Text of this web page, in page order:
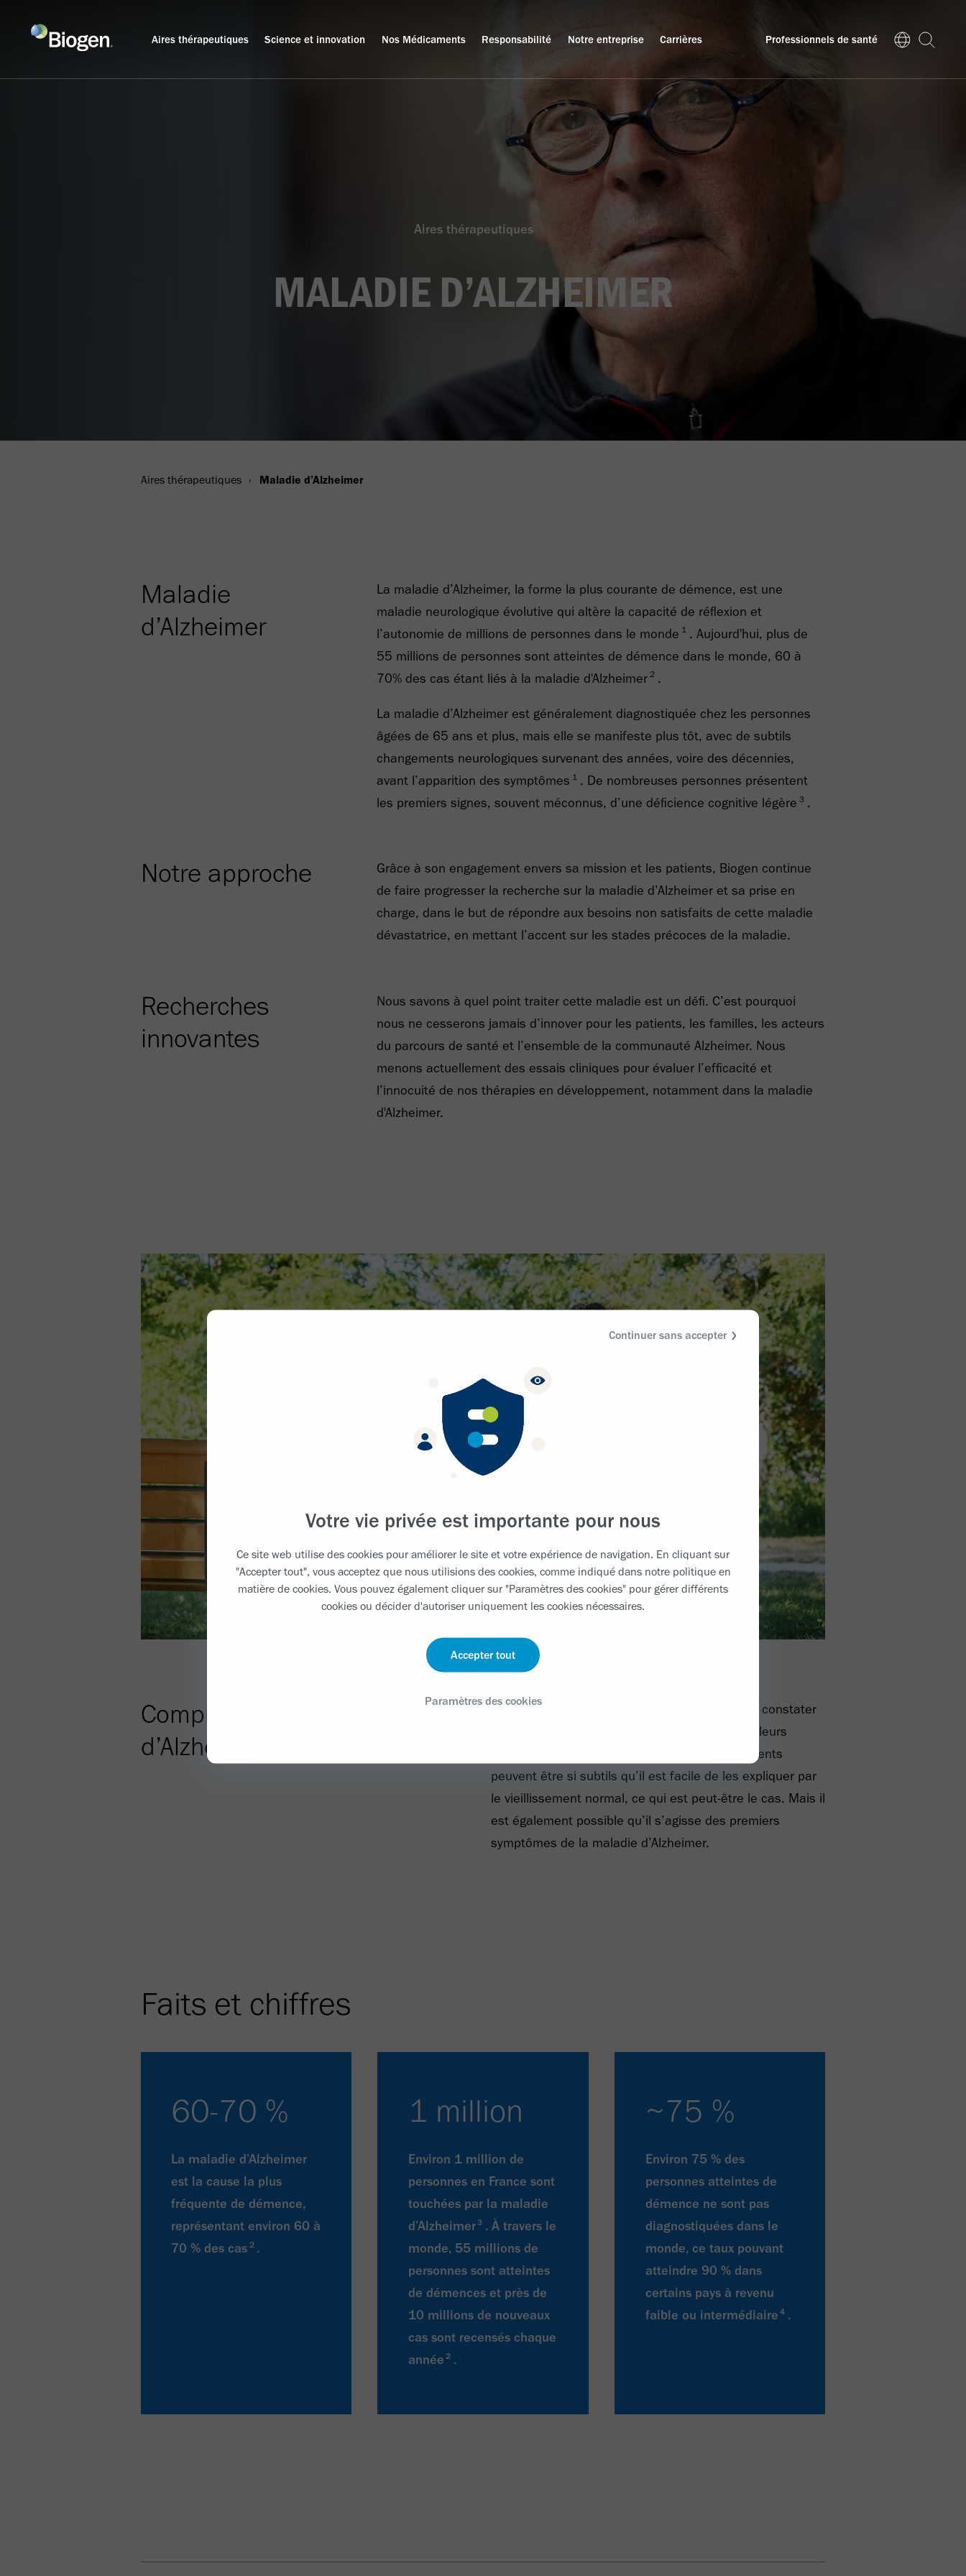
Votre vie privée est importante pour nous
Ce site web utilise des cookies pour améliorer le site et votre expérience de navigation. En cliquant sur
"Accepter tout", vous acceptez que nous utilisions des cookies, comme indiqué dans notre politique en
matière de cookies. Vous pouvez également cliquer sur "Paramètres des cookies" pour gérer différents
cookies ou décider d'autoriser uniquement les cookies nécessaires.
Accepter tout
Paramètres des cookies
Continuer sans accepter
Aires thérapeutiques Science et innovation Nos Médicaments Responsabilité Notre entreprise Carrières Professionnels de santé
Aires thérapeutiques
MALADIE D’ALZHEIMER
Aires thérapeutiques Maladie d’Alzheimer
Maladie
d’Alzheimer
La maladie d’Alzheimer, la forme la plus courante de démence, est une
maladie neurologique évolutive qui altère la capacité de réflexion et
l’autonomie de millions de personnes dans le monde 1 . Aujourd'hui, plus de
55 millions de personnes sont atteintes de démence dans le monde, 60 à
70% des cas étant liés à la maladie d'Alzheimer 2 .
La maladie d’Alzheimer est généralement diagnostiquée chez les personnes
âgées de 65 ans et plus, mais elle se manifeste plus tôt, avec de subtils
changements neurologiques survenant des années, voire des décennies,
avant l’apparition des symptômes 1 . De nombreuses personnes présentent
les premiers signes, souvent méconnus, d’une déficience cognitive légère 3 .
Notre approche
Grâce à son engagement envers sa mission et les patients, Biogen continue
de faire progresser la recherche sur la maladie d’Alzheimer et sa prise en
charge, dans le but de répondre aux besoins non satisfaits de cette maladie
dévastatrice, en mettant l’accent sur les stades précoces de la maladie.
Recherches
innovantes
Nous savons à quel point traiter cette maladie est un défi. C’est pourquoi
nous ne cesserons jamais d’innover pour les patients, les familles, les acteurs
du parcours de santé et l’ensemble de la communauté Alzheimer. Nous
menons actuellement des essais cliniques pour évaluer l’efficacité et
l’innocuité de nos thérapies en développement, notamment dans la maladie
d'Alzheimer.
Comprendre la maladie
d’Alzheimer
Avec l’âge, de nombreuses personnes peuvent constater
des changements concernant leur mémoire et leurs
capacités de réflexion. Au début, ces changements
peuvent être si subtils qu’il est facile de les expliquer par
le vieillissement normal, ce qui est peut-être le cas. Mais il
est également possible qu’il s’agisse des premiers
symptômes de la maladie d’Alzheimer.
Faits et chiffres
60-70 %
La maladie d’Alzheimer
est la cause la plus
fréquente de démence,
représentant environ 60 à
70 % des cas 2 .
1 million
Environ 1 million de
personnes en France sont
touchées par la maladie
d’Alzheimer3 . À travers le
monde, 55 millions de
personnes sont atteintes
de démences et près de
10 millions de nouveaux
cas sont recensés chaque
année 2 .
~75 %
Environ 75 % des
personnes atteintes de
démence ne sont pas
diagnostiquées dans le
monde, ce taux pouvant
atteindre 90 % dans
certains pays à revenu
faible ou intermédiaire 4 .